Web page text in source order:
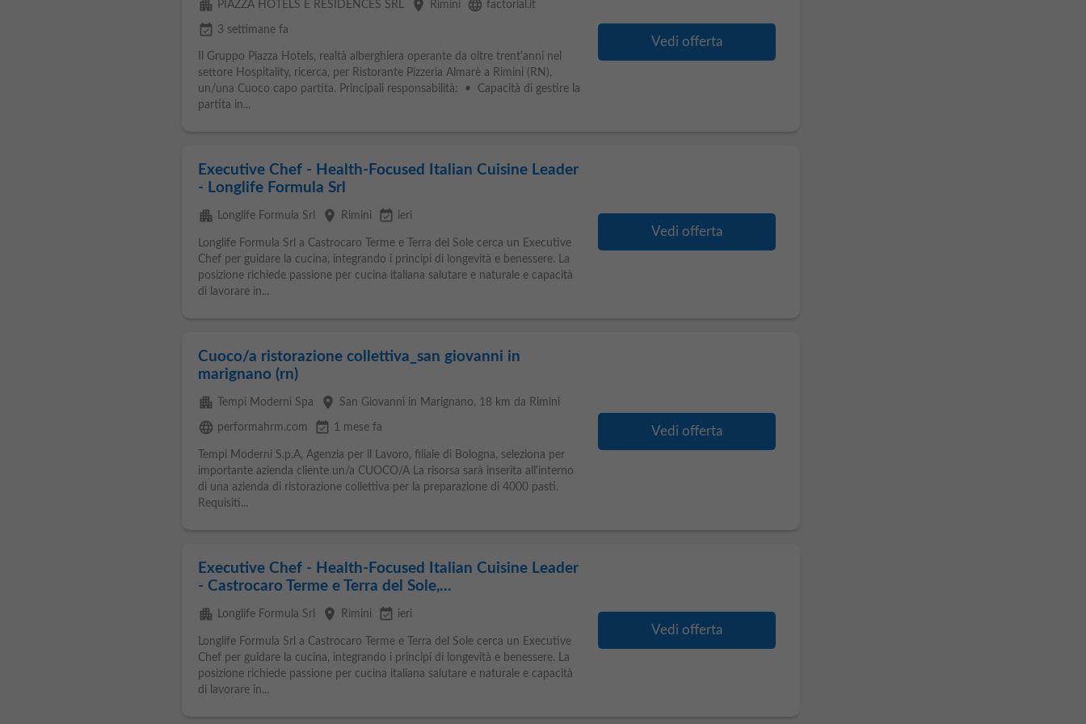
apartment PIAZZA HOTELS E RESIDENCES SRL place Rimini language factorial.it
event_available 3 settimane fa
Il Gruppo Piazza Hotels, realtà alberghiera operante da oltre trent'anni nel
settore Hospitality, ricerca, per Ristorante Pizzeria Almarè a Rimini (RN),
un/una Cuoco capo partita. Principali responsabilità: • Capacità di gestire la
partita in...
Vedi offerta
Executive Chef - Health-Focused Italian Cuisine Leader
- Longlife Formula Srl
apartment Longlife Formula Srl place Rimini event_available ieri
Longlife Formula Srl a Castrocaro Terme e Terra del Sole cerca un Executive
Chef per guidare la cucina, integrando i principi di longevità e benessere. La
posizione richiede passione per cucina italiana salutare e naturale e capacità
di lavorare in...
Vedi offerta
Cuoco/a ristorazione collettiva_san giovanni in
marignano (rn)
apartment Tempi Moderni Spa place San Giovanni in Marignano, 18 km da Rimini
language performahrm.com event_available 1 mese fa
Tempi Moderni S.p.A, Agenzia per il Lavoro, filiale di Bologna, seleziona per
importante azienda cliente un/a CUOCO/A La risorsa sarà inserita all'interno
di una azienda di ristorazione collettiva per la preparazione di 4000 pasti.
Requisiti...
Vedi offerta
Executive Chef - Health-Focused Italian Cuisine Leader
- Castrocaro Terme e Terra del Sole,...
apartment Longlife Formula Srl place Rimini event_available ieri
Longlife Formula Srl a Castrocaro Terme e Terra del Sole cerca un Executive
Chef per guidare la cucina, integrando i principi di longevità e benessere. La
posizione richiede passione per cucina italiana salutare e naturale e capacità
di lavorare in...
Vedi offerta